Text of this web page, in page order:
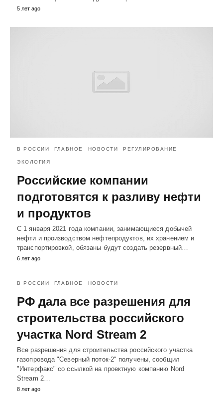
5 лет ago
В РОССИИ ГЛАВНОЕ НОВОСТИ РЕГУЛИРОВАНИЕ
ЭКОЛОГИЯ
Российские компании
подготовятся к разливу нефти
и продуктов
С 1 января 2021 года компании, занимающиеся добычей
нефти и производством нефтепродуктов, их хранением и
транспортировкой, обязаны будут создать резервный…
6 лет ago
В РОССИИ ГЛАВНОЕ НОВОСТИ
РФ дала все разрешения для
строительства российского
участка Nord Stream 2
Все разрешения для строительства российского участка
газопровода "Северный поток-2" получены, сообщил
"Интерфакс" со ссылкой на проектную компанию Nord
Stream 2…
8 лет ago